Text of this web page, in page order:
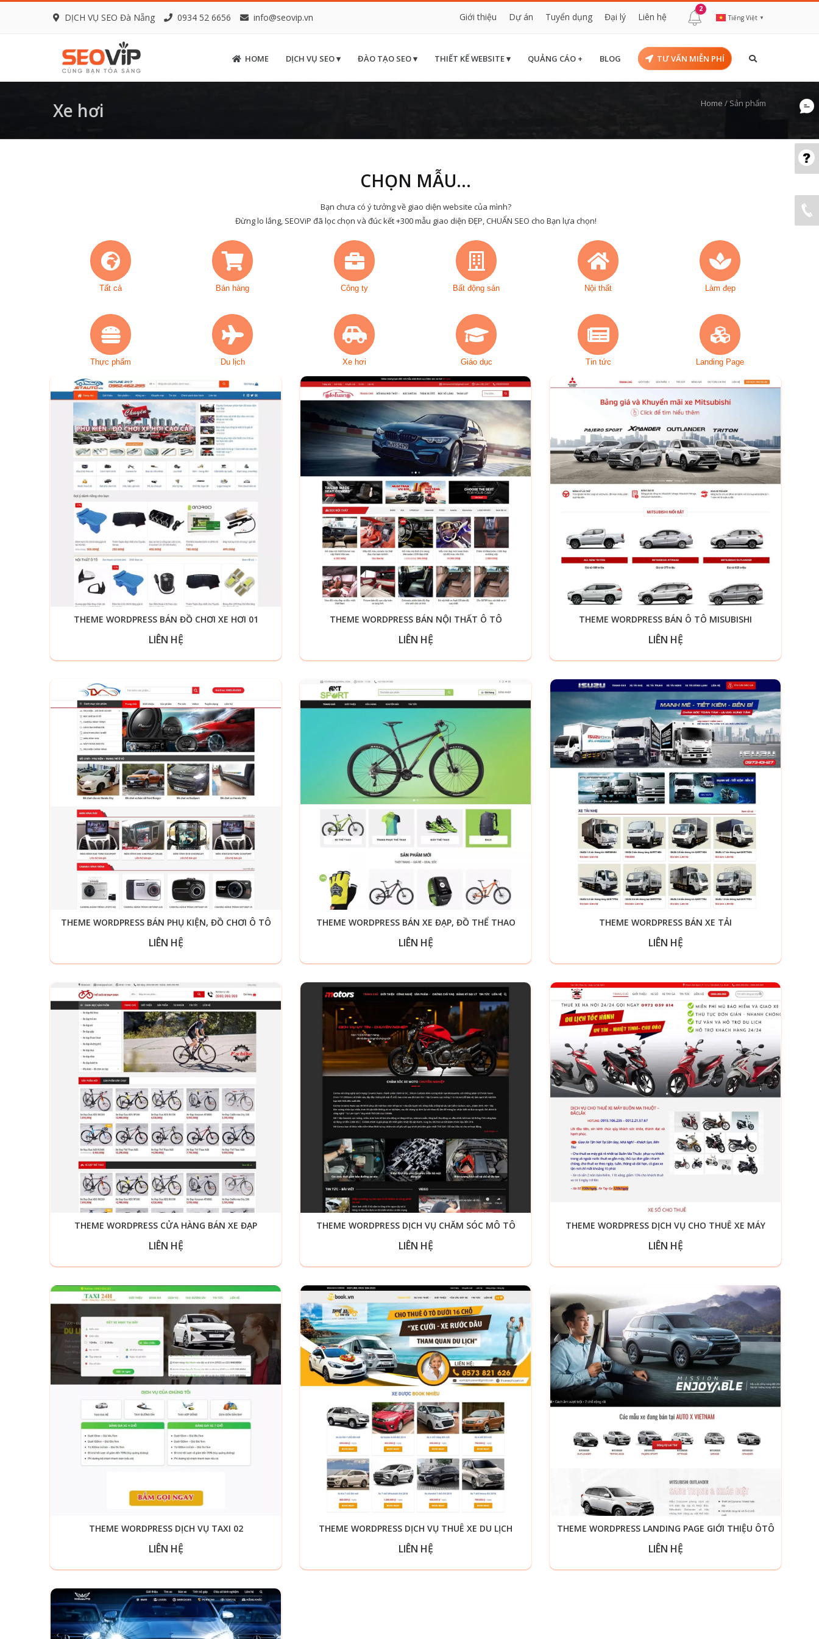
DỊCH VỤ SEO Đà Nẵng 0934 52 6656 info@seovip.vn Giới thiệu Dự án Tuyển dụng Đại lý Liên hệ
2
Tiếng Việt ▼
HOME DỊCH VỤ SEO ▾ ĐÀO TẠO SEO ▾ THIẾT KẾ WEBSITE ▾ QUẢNG CÁO + BLOG TƯ VẤN MIỄN PHÍ
Xe hơi Home / Sản phẩm
CHỌN MẪU...
Bạn chưa có ý tưởng về giao diện website của mình?
Đừng lo lắng, SEOViP đã lọc chọn và đúc kết +300 mẫu giao diện ĐẸP, CHUẨN SEO cho Bạn lựa chọn!
Tất cả Bán hàng Công ty Bất động sản Nội thất Làm đẹp
Thực phẩm Du lịch Xe hơi Giáo dục Tin tức Landing Page
THEME WORDPRESS BÁN ĐỒ CHƠI XE HƠI 01
LIÊN HỆ
THEME WORDPRESS BÁN NỘI THẤT Ô TÔ
LIÊN HỆ
THEME WORDPRESS BÁN Ô TÔ MISUBISHI
LIÊN HỆ
THEME WORDPRESS BÁN PHỤ KIỆN, ĐỒ CHƠI Ô TÔ
LIÊN HỆ
THEME WORDPRESS BÁN XE ĐẠP, ĐỒ THỂ THAO
LIÊN HỆ
THEME WORDPRESS BÁN XE TẢI
LIÊN HỆ
THEME WORDPRESS CỬA HÀNG BÁN XE ĐẠP
LIÊN HỆ
THEME WORDPRESS DỊCH VỤ CHĂM SÓC MÔ TÔ
LIÊN HỆ
THEME WORDPRESS DỊCH VỤ CHO THUÊ XE MÁY
LIÊN HỆ
THEME WORDPRESS DỊCH VỤ TAXI 02
LIÊN HỆ
THEME WORDPRESS DỊCH VỤ THUÊ XE DU LỊCH
LIÊN HỆ
THEME WORDPRESS LANDING PAGE GIỚI THIỆU ÔTÔ
LIÊN HỆ